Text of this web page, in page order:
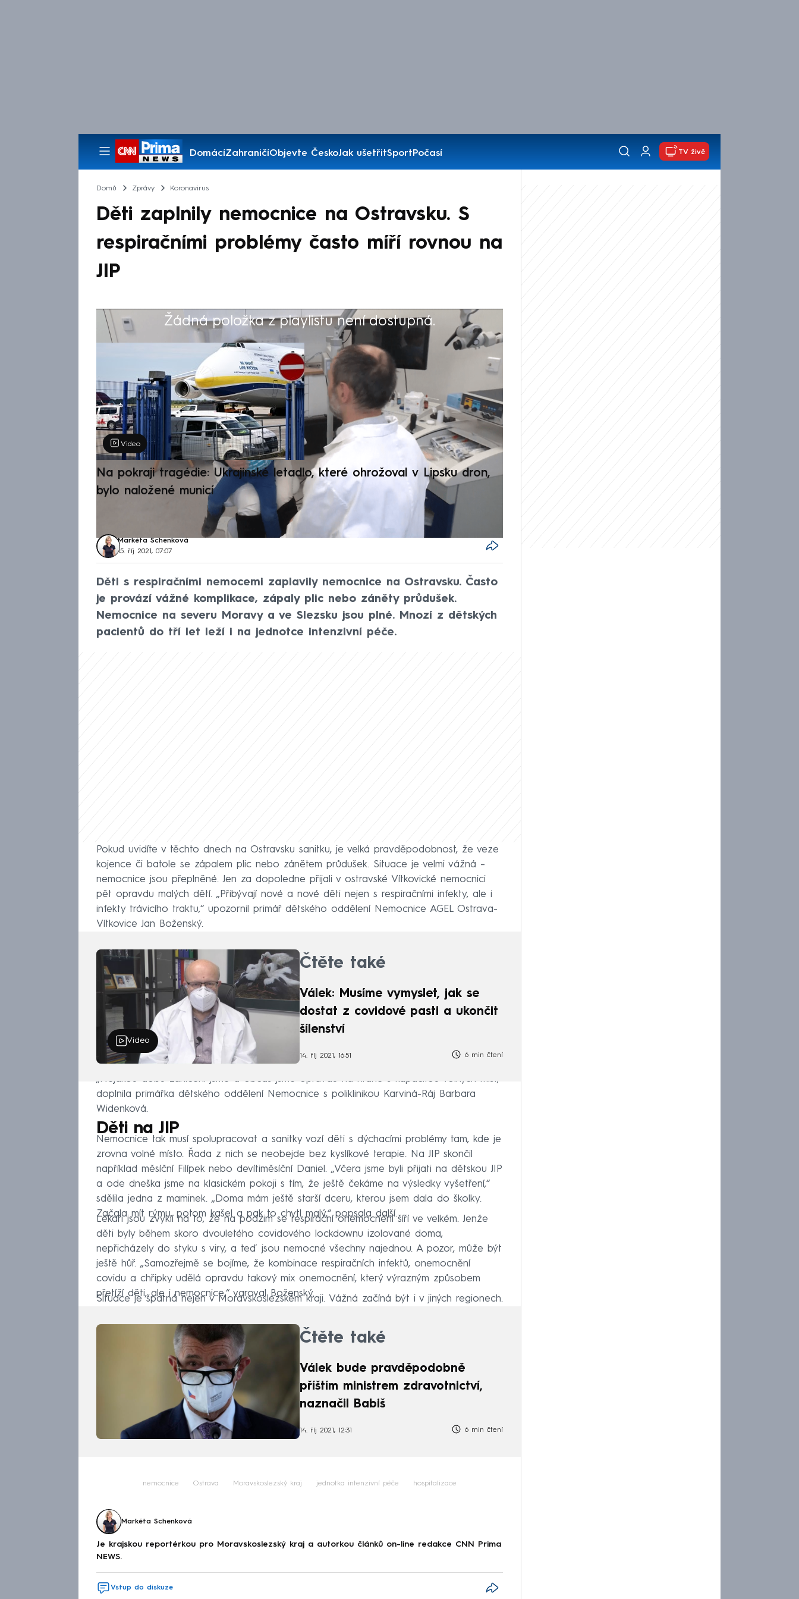
DomácíZahraničíObjevte ČeskoJak ušetřitSportPočasí
Pořady
TV živě
Domů Zprávy Koronavirus
Děti zaplnily nemocnice na Ostravsku. S
respiračními problémy často míří rovnou na
JIP
Žádná položka z playlistu není dostupná.
Výběr redakce
Video
Na pokraji tragédie: Ukrajinské letadlo, které ohrožoval v Lipsku dron,
bylo naložené municí
Markéta Schenková
15. říj 2021, 07:07
Děti s respiračními nemocemi zaplavily nemocnice na Ostravsku. Často
je provází vážné komplikace, zápaly plic nebo záněty průdušek.
Nemocnice na severu Moravy a ve Slezsku jsou plné. Mnozí z dětských
pacientů do tří let leží i na jednotce intenzivní péče.
Pokud uvidíte v těchto dnech na Ostravsku sanitku, je velká pravděpodobnost, že veze
kojence či batole se zápalem plic nebo zánětem průdušek. Situace je velmi vážná –⁠
nemocnice jsou přeplněné. Jen za dopoledne přijali v ostravské Vítkovické nemocnici
pět opravdu malých dětí. „Přibývají nové a nové děti nejen s respiračními infekty, ale i
infekty trávicího traktu,“ upozornil primář dětského oddělení Nemocnice AGEL Ostrava-
Vítkovice Jan Boženský.
Video
Čtěte také
Válek: Musíme vymyslet, jak se
dostat z covidové pasti a ukončit
šílenství
14. říj 2021, 16:51 6 min čtení
„Nějakou dobu zahlcení jsme a občas jsme opravdu na hraně s kapacitou volných míst,“
doplnila primářka dětského oddělení Nemocnice s poliklinikou Karviná-Ráj Barbara
Widenková.
Děti na JIP
Nemocnice tak musí spolupracovat a sanitky vozí děti s dýchacími problémy tam, kde je
zrovna volné místo. Řada z nich se neobejde bez kyslíkové terapie. Na JIP skončil
například měsíční Filípek nebo devítiměsíční Daniel. „Včera jsme byli přijati na dětskou JIP
a ode dneška jsme na klasickém pokoji s tím, že ještě čekáme na výsledky vyšetření,“
sdělila jedna z maminek. „Doma mám ještě starší dceru, kterou jsem dala do školky.
Začala mít rýmu, potom kašel a pak to chytl malý,“ popsala další.
Lékaři jsou zvyklí na to, že na podzim se respirační onemocnění šíří ve velkém. Jenže
děti byly během skoro dvouletého covidového lockdownu izolované doma,
nepřicházely do styku s viry, a teď jsou nemocné všechny najednou. A pozor, může být
ještě hůř. „Samozřejmě se bojíme, že kombinace respiračních infektů, onemocnění
covidu a chřipky udělá opravdu takový mix onemocnění, který výrazným způsobem
přetíží děti, ale i nemocnice,“ varoval Boženský.
Situace je špatná nejen v Moravskoslezském kraji. Vážná začíná být i v jiných regionech.
Čtěte také
Válek bude pravděpodobně
příštím ministrem zdravotnictví,
naznačil Babiš
14. říj 2021, 12:31 6 min čtení
nemocnice Ostrava Moravskoslezský kraj jednotka intenzivní péče hospitalizace
Markéta Schenková
Je krajskou reportérkou pro Moravskoslezský kraj a autorkou článků on-line redakce CNN Prima
NEWS.
Vstup do diskuze